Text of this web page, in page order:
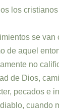
los
se
de aquel
no
de Dios,
pecados e